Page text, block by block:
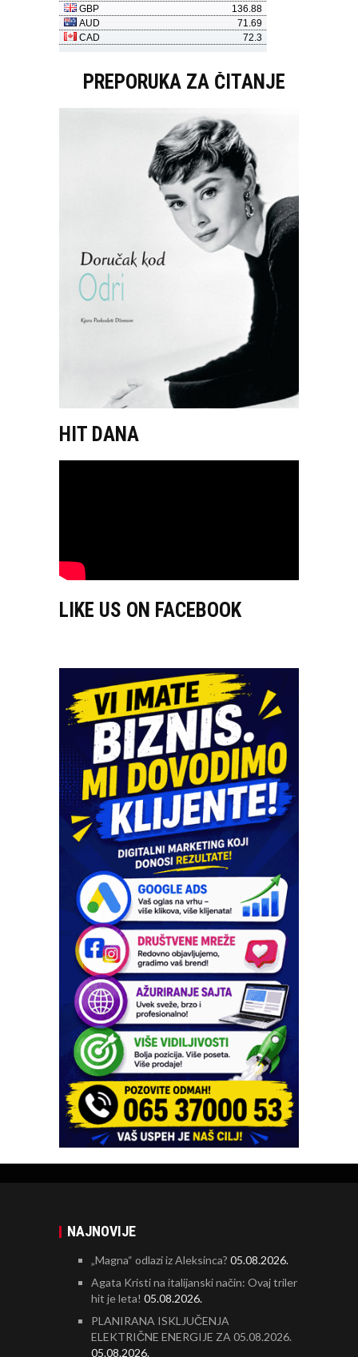
PREPORUKA ZA ČITANJE
HIT DANA
LIKE US ON FACEBOOK
NAJNOVIJE
„Magna“ odlazi iz Aleksinca? 05.08.2026.
Agata Kristi na italijanski način: Ovaj triler
hit je leta! 05.08.2026.
PLANIRANA ISKLJUČENJA
ELEKTRIČNE ENERGIJE ZA 05.08.2026.
05.08.2026.